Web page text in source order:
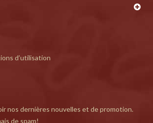
d’utilisation
nos dernières nouvelles et de promotion.
de spam!